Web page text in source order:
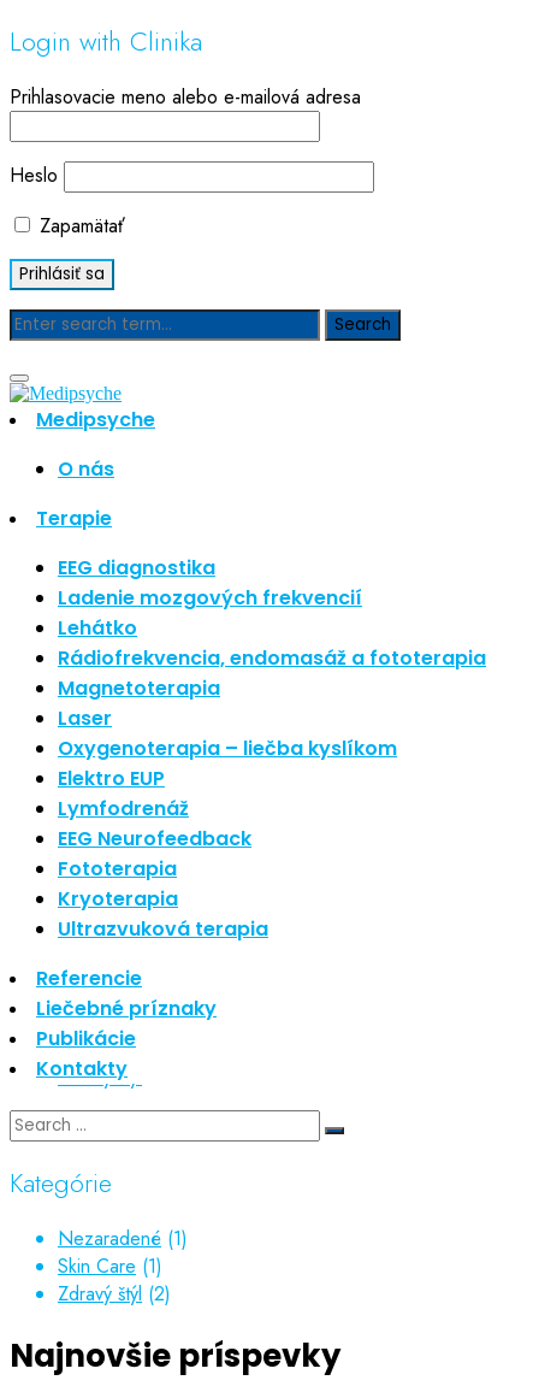
Login with Clinika
Prihlasovacie meno alebo e-mailová adresa
Heslo
Zapamätať
Medipsyche
O nás
Terapie
EEG diagnostika
Ladenie mozgových frekvencií
Lehátko
Rádiofrekvencia, endomasáž a fototerapia
Magnetoterapia
Laser
Oxygenoterapia – liečba kyslíkom
Elektro EUP
Lymfodrenáž
EEG Neurofeedback
Fototerapia
Kryoterapia
Ultrazvuková terapia
Referencie
Liečebné príznaky
Publikácie
Kontakty
Blog
Hľadať
Najnovšie články
Nové polarizované svetlo
So psoriázou netreba žiť
Rozšírenie služieb
Hudba a vývoj mozgu
Najnovšie komentáre
Žiadne komentáre na zobrazenie.
Archív
september 2021
apríl 2021
august 2020
Kategórie
Nezaradené
Skin Care
Zdravý štýl
Kategórie
Nezaradené (1)
Skin Care (1)
Zdravý štýl (2)
Najnovšie príspevky